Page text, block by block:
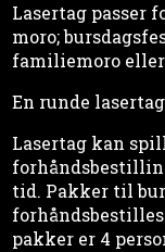
Lasertag passer
moro;
familiemoro
En runde
Lasertag kan
tid. Pakker til
pakker er 4